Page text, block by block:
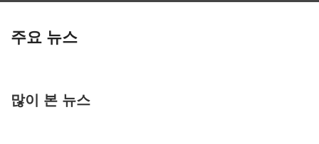
주요 뉴스
많이 본 뉴스